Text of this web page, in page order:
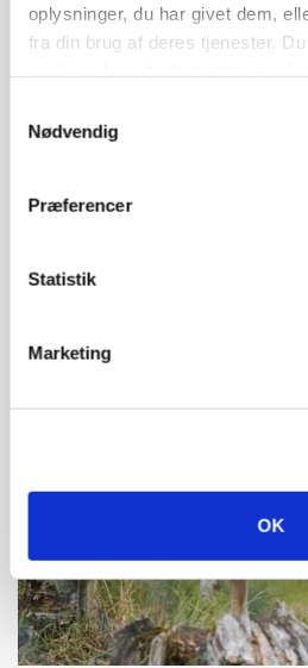
oplysninger, du har givet dem,
fra din brug af deres tjenester.
Nødvendig
Præferencer
Statistik
Marketing
OK
presset marked for oksekød